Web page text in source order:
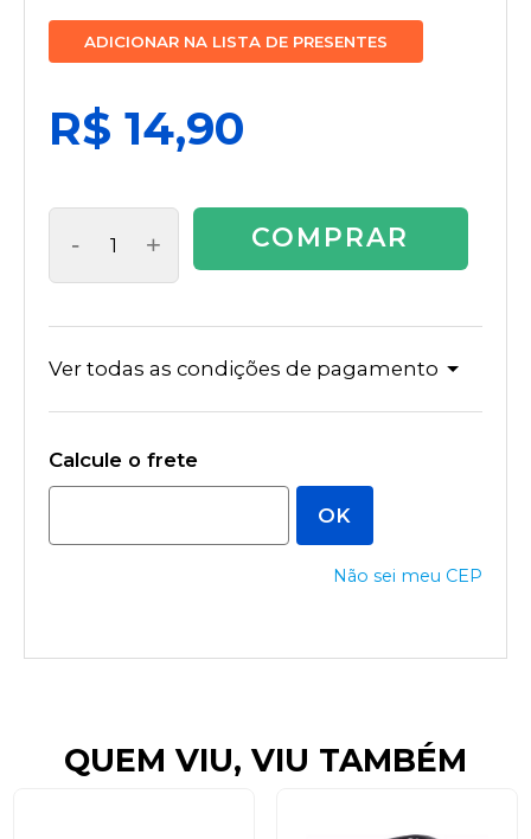
ADICIONAR NA LISTA DE PRESENTES
R$ 14,90
- + COMPRAR
Ver todas as condições de pagamento
Não sei meu CEP
QUEM VIU, VIU TAMBÉM